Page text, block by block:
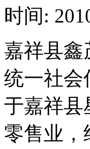
时间:
嘉祥县鑫
统一社会
于嘉祥县
零售业，